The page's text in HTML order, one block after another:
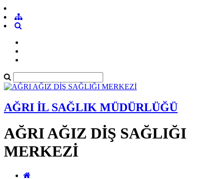
AĞRI İL SAĞLIK MÜDÜRLÜĞÜ
AĞRI AĞIZ DİŞ SAĞLIĞI
MERKEZİ